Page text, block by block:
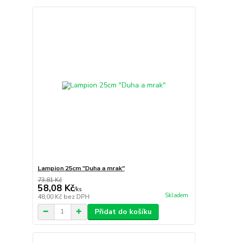
Lampion 25cm "Duha a mrak"
73,81 Kč
58,08 Kč/ks
48,00 Kč bez DPH Skladem
Přidat do košíku